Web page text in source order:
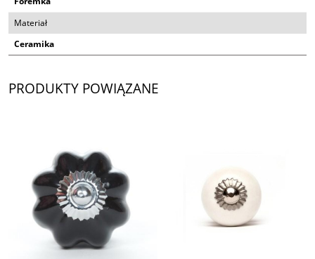
Materiał
Ceramika
PRODUKTY POWIĄZANE